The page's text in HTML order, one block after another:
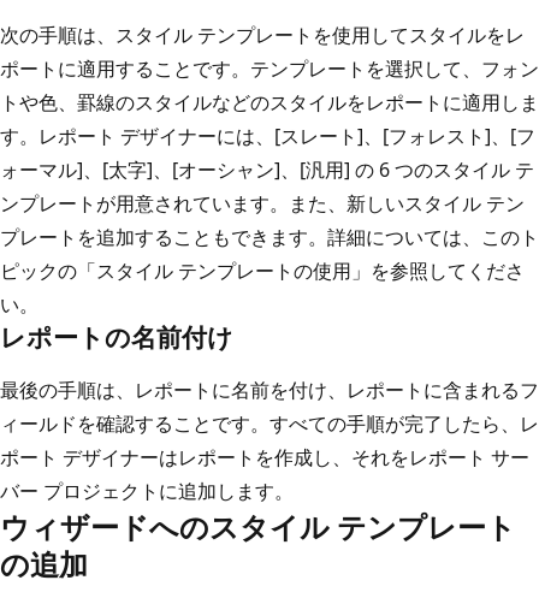
次の手順は、スタイル テンプレートを使用してスタイルをレ
ポートに適用することです。テンプレートを選択して、フォン
トや色、罫線のスタイルなどのスタイルをレポートに適用しま
す。レポート デザイナーには、[スレート]、[フォレスト]、[フ
ォーマル]、[太字]、[オーシャン]、[汎用] の 6 つのスタイル テ
ンプレートが用意されています。また、新しいスタイル テン
プレートを追加することもできます。詳細については、このト
ピックの「スタイル テンプレートの使用」を参照してくださ
い。
レポートの名前付け
最後の手順は、レポートに名前を付け、レポートに含まれるフ
ィールドを確認することです。すべての手順が完了したら、レ
ポート デザイナーはレポートを作成し、それをレポート サー
バー プロジェクトに追加します。
ウィザードへのスタイル テンプレート
の追加